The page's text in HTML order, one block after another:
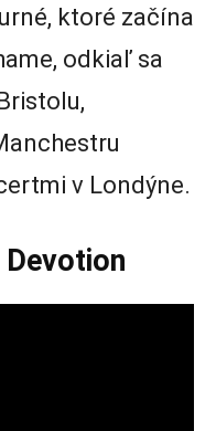
ktoré začína
odkiaľ sa
v Londýne.